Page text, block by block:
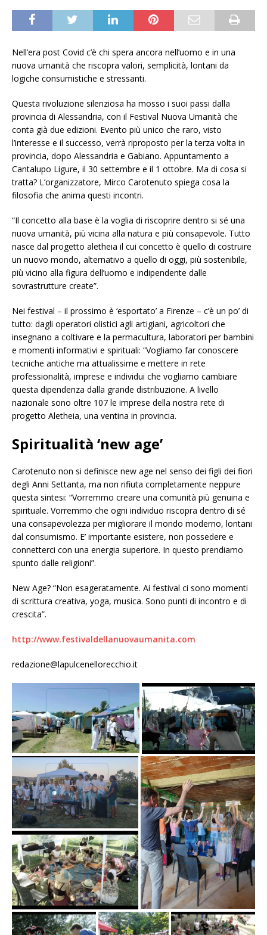
Nell’era post Covid c’è chi spera ancora nell’uomo e in una
nuova umanità che riscopra valori, semplicità, lontani da
logiche consumistiche e stressanti.
Questa rivoluzione silenziosa ha mosso i suoi passi dalla
provincia di Alessandria, con il Festival Nuova Umanità che
conta già due edizioni. Evento più unico che raro, visto
l’interesse e il successo, verrà riproposto per la terza volta in
provincia, dopo Alessandria e Gabiano. Appuntamento a
Cantalupo Ligure, il 30 settembre e il 1 ottobre. Ma di cosa si
tratta? L’organizzatore, Mirco Carotenuto spiega cosa la
filosofia che anima questi incontri.
“Il concetto alla base è la voglia di riscoprire dentro si sé una
nuova umanità, più vicina alla natura e più consapevole. Tutto
nasce dal progetto aletheia il cui concetto è quello di costruire
un nuovo mondo, alternativo a quello di oggi, più sostenibile,
più vicino alla figura dell’uomo e indipendente dalle
sovrastrutture create”.
Nei festival – il prossimo è ‘esportato’ a Firenze – c’è un po’ di
tutto: dagli operatori olistici agli artigiani, agricoltori che
insegnano a coltivare e la permacultura, laboratori per bambini
e momenti informativi e spirituali: “Vogliamo far conoscere
tecniche antiche ma attualissime e mettere in rete
professionalità, imprese e individui che vogliamo cambiare
questa dipendenza dalla grande distribuzione. A livello
nazionale sono oltre 107 le imprese della nostra rete di
progetto Aletheia, una ventina in provincia.
Spiritualità ‘new age’
Carotenuto non si definisce new age nel senso dei figli dei fiori
degli Anni Settanta, ma non rifiuta completamente neppure
questa sintesi: “Vorremmo creare una comunità più genuina e
spirituale. Vorremmo che ogni individuo riscopra dentro di sé
una consapevolezza per migliorare il mondo moderno, lontani
dal consumismo. E’ importante esistere, non possedere e
connetterci con una energia superiore. In questo prendiamo
spunto dalle religioni”.
New Age? “Non esageratamente. Ai festival ci sono momenti
di scrittura creativa, yoga, musica. Sono punti di incontro e di
crescita”.
http://www.festivaldellanuovaumanita.com
redazione@lapulcenellorecchio.it